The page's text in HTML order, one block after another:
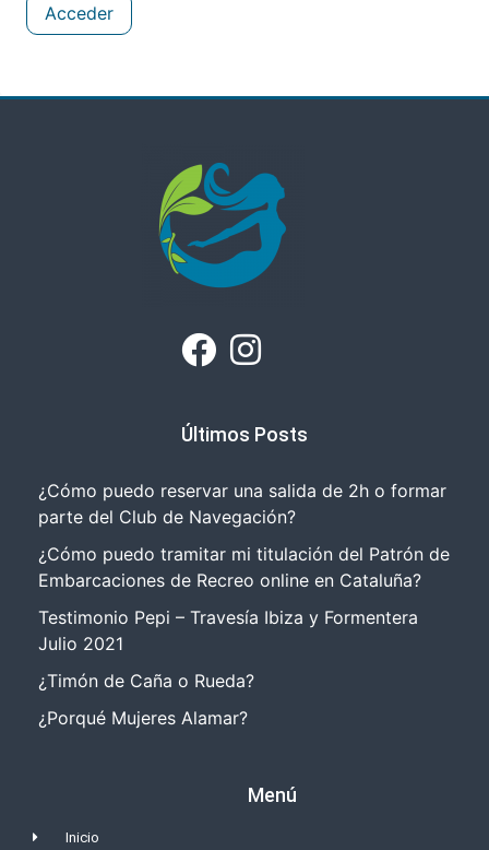
Acceder
Últimos Posts
¿Cómo puedo reservar una salida de 2h o formar
parte del Club de Navegación?
¿Cómo puedo tramitar mi titulación del Patrón de
Embarcaciones de Recreo online en Cataluña?
Testimonio Pepi – Travesía Ibiza y Formentera
Julio 2021
¿Timón de Caña o Rueda?
¿Porqué Mujeres Alamar?
Menú
Inicio